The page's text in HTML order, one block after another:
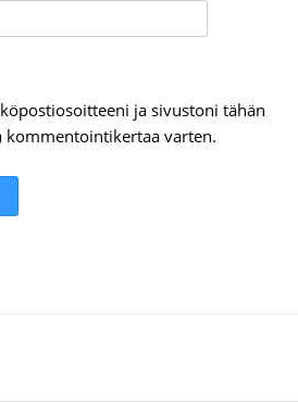
ja sivustoni tähän
kommentointikertaa varten.